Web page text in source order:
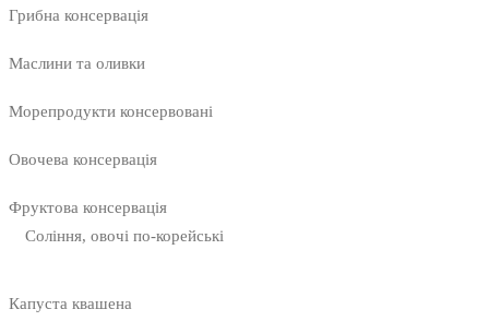
Грибна консервація
Маслини та оливки
Морепродукти консервовані
Овочева консервація
Фруктова консервація
Соління, овочі по-корейські
Капуста квашена